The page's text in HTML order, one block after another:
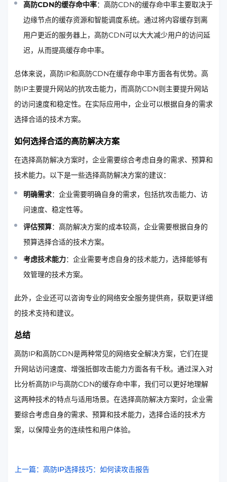
高防CDN的缓存命中率：高防CDN的缓存命中率主要取决于
边缘节点的缓存资源和智能调度系统。通过将内容缓存到离
用户更近的服务器上，高防CDN可以大大减少用户的访问延
迟，从而提高缓存命中率。
总体来说，高防IP和高防CDN在缓存命中率方面各有优势。高
防IP主要提升网站的抗攻击能力，而高防CDN则主要提升网站
的访问速度和稳定性。在实际应用中，企业可以根据自身的需求
选择合适的技术方案。
如何选择合适的高防解决方案
在选择高防解决方案时，企业需要综合考虑自身的需求、预算和
技术能力。以下是一些选择高防解决方案的建议：
明确需求：企业需要明确自身的需求，包括抗攻击能力、访
问速度、稳定性等。
评估预算：高防解决方案的成本较高，企业需要根据自身的
预算选择合适的技术方案。
考虑技术能力：企业需要考虑自身的技术能力，选择能够有
效管理的技术方案。
此外，企业还可以咨询专业的网络安全服务提供商，获取更详细
的技术支持和建议。
总结
高防IP和高防CDN是两种常见的网络安全解决方案，它们在提
升网站访问速度、增强抵御攻击能力方面各有千秋。通过深入对
比分析高防IP与高防CDN的缓存命中率，我们可以更好地理解
这两种技术的特点与适用场景。在选择高防解决方案时，企业需
要综合考虑自身的需求、预算和技术能力，选择合适的技术方
案，以保障业务的连续性和用户体验。
上一篇：高防IP选择技巧：如何读攻击报告